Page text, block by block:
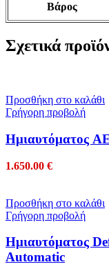
Βάρος
Σχετικά
Προσθήκη στο καλάθι
Γρήγορη προβολή
Ημιαυτόματος
1.650.00 €
Προσθήκη στο καλάθι
Γρήγορη προβολή
Ημιαυτόματος
Automatic